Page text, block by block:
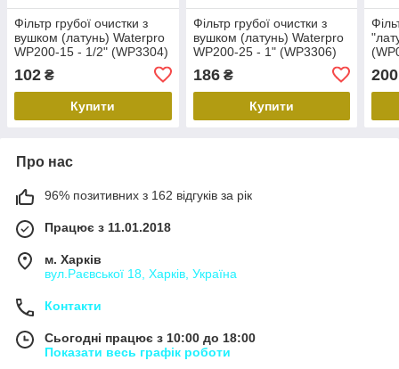
Фільтр грубої очистки з
вушком (латунь) Waterpro
WP200-15 - 1/2" (WP3304)
102 ₴
Купити
Фільтр грубої очистки з
вушком (латунь) Waterpro
WP200-25 - 1" (WP3306)
186₴
Купити
200
Про нас
96% позитивних з 162 відгуків за рік
Працює з 11.01.2018
м. Харків
вул.Раєвської 18, Харків, Україна
Контакти
Сьогодні працює з 10:00 до 18:00
Показати весь графік роботи